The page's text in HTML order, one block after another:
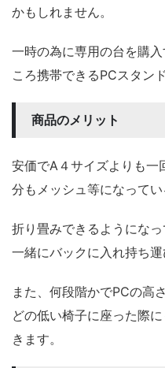
かもしれません。
一時の為に専用の台を購
ころ携帯できるPCスタン
商品のメリット
安価でA４サイズよりも一
分もメッシュ等になってい
折り畳みできるようにな
一緒にバックに入れ持ち運
また、何段階かでPCの高
どの低い椅子に座った際
きます。